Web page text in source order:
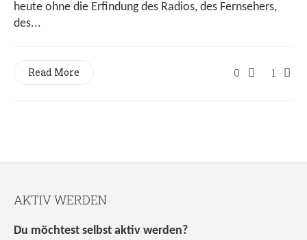
heute ohne die Erfindung des Radios, des Fernsehers,
des...
0 1
Read More
AKTIV WERDEN
Du möchtest selbst aktiv werden?